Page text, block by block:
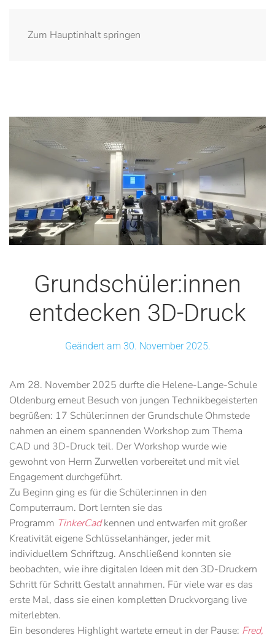
Zum Hauptinhalt springen
Grundschüler:innen
entdecken 3D-Druck
Geändert am 30. November 2025.
Am 28. November 2025 durfte die Helene-Lange-Schule
Oldenburg erneut Besuch von jungen Technikbegeisterten
begrüßen: 17 Schüler:innen der Grundschule Ohmstede
nahmen an einem spannenden Workshop zum Thema
CAD und 3D-Druck teil. Der Workshop wurde wie
gewohnt von Herrn Zurwellen vorbereitet und mit viel
Engagement durchgeführt.
Zu Beginn ging es für die Schüler:innen in den
Computerraum. Dort lernten sie das
Programm TinkerCad kennen und entwarfen mit großer
Kreativität eigene Schlüsselanhänger, jeder mit
individuellem Schriftzug. Anschließend konnten sie
beobachten, wie ihre digitalen Ideen mit den 3D-Druckern
Schritt für Schritt Gestalt annahmen. Für viele war es das
erste Mal, dass sie einen kompletten Druckvorgang live
miterlebten.
Ein besonderes Highlight wartete erneut in der Pause: Fred,